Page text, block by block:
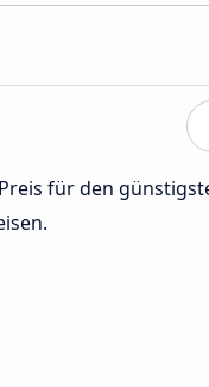
für den